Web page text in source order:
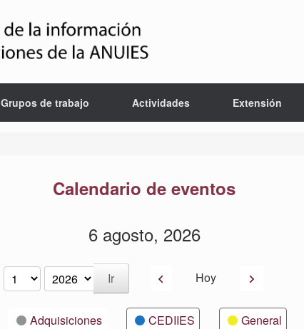
Grupos de trabajo Actividades Extensión
Calendario de eventos
6 agosto, 2026
AnteriorHoy Siguiente
Adquisiciones CEDIIES
General